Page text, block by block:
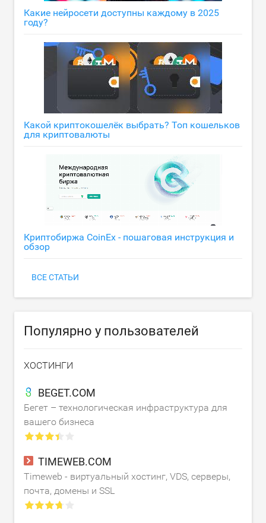
Какие нейросети доступны каждому в 2025
году?
Какой криптокошелёк выбрать? Топ кошельков
для криптовалюты
Криптобиржа CoinEx - пошаговая инструкция и
обзор
ВСЕ СТАТЬИ
Популярно у пользователей
ХОСТИНГИ
BEGET.COM
Бегет – технологическая инфраструктура для
вашего бизнеса
TIMEWEB.COM
Timeweb - виртуальный хостинг, VDS, серверы,
почта, домены и SSL